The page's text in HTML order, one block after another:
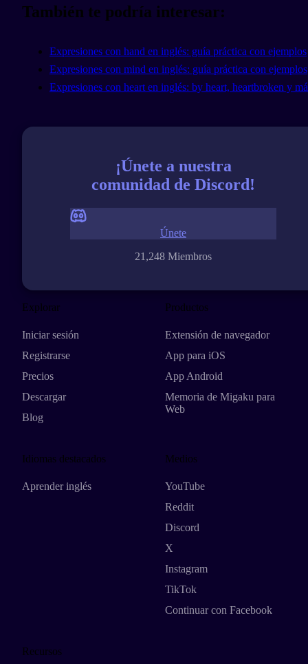
También te podría interesar:
Expresiones con hand en inglés: guía práctica con ejemplos
Expresiones con mind en inglés: guía práctica con ejemplos
Expresiones con heart en inglés: by heart, heartbroken y
¡Únete a nuestra
comunidad de Discord!
21,248 Miembros
Únete
Explorar
Iniciar sesión
Registrarse
Precios
Descargar
Blog
Productos
Extensión de navegador
App para iOS
App Android
Memoria de Migaku para
Web
Idiomas destacados
Aprender inglés
Medios
YouTube
Reddit
Discord
X
Instagram
TikTok
Continuar con Facebook
Recursos